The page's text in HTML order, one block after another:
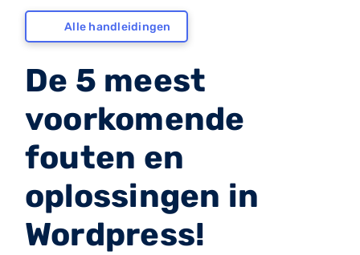
Alle handleidingen
De 5 meest
voorkomende
fouten en
oplossingen in
Wordpress!